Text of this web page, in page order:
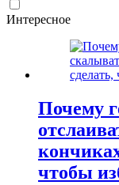
Интересное
Почему
чтобы